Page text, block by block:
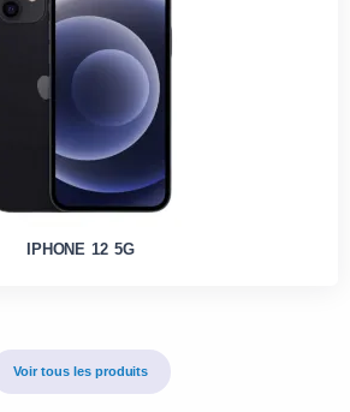
IPHONE 12 5G
Voir tous les produits